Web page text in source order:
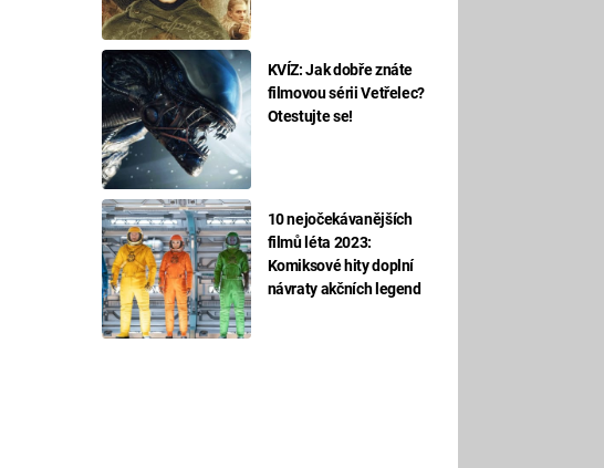
KVÍZ: Jak dobře znáte
filmovou sérii Vetřelec?
Otestujte se!
10 nejočekávanějších
filmů léta 2023:
Komiksové hity doplní
návraty akčních legend